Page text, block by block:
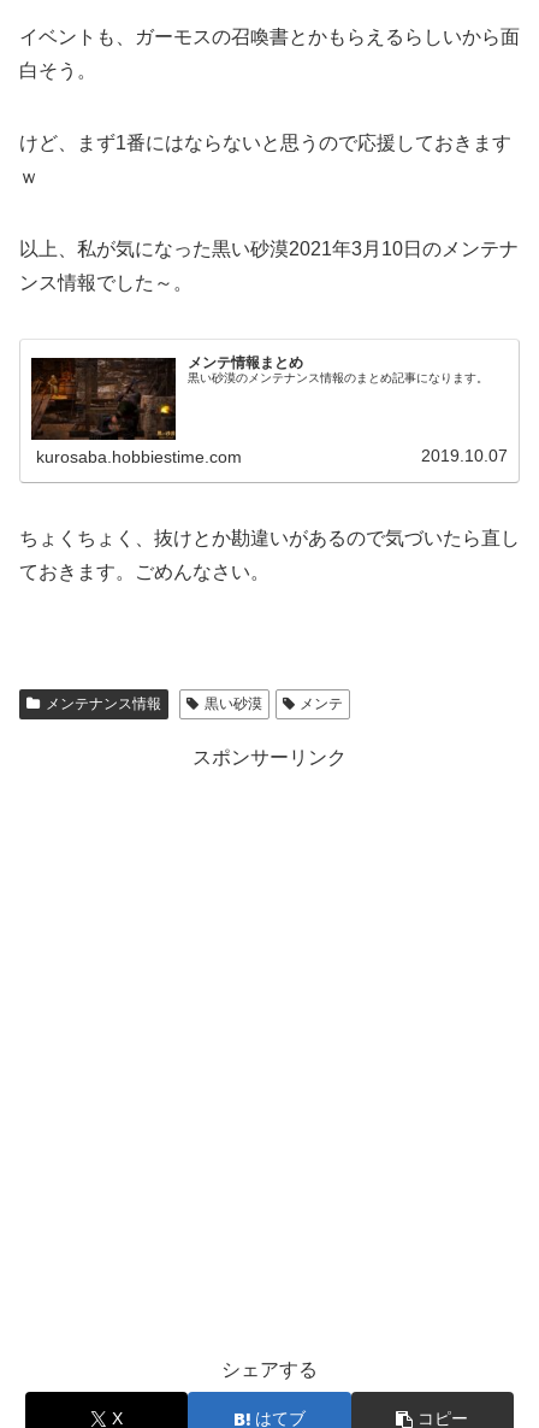
イベントも、ガーモスの召喚書とかもらえるらしいから面
白そう。
けど、まず1番にはならないと思うので応援しておきます
ｗ
以上、私が気になった黒い砂漠2021年3月10日のメンテナ
ンス情報でした～。
メンテ情報まとめ
黒い砂漠のメンテナンス情報のまとめ記事になります。
kurosaba.hobbiestime.com 2019.10.07
ちょくちょく、抜けとか勘違いがあるので気づいたら直し
ておきます。ごめんなさい。
メンテナンス情報 黒い砂漠 メンテ
スポンサーリンク
シェアする
X はてブ コピー